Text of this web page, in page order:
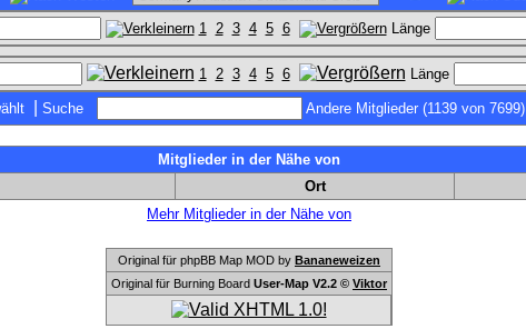
1 2 3 4 5 6 Länge
1 2 3 4 5 6 Länge
Suche Andere Mitglieder (1139 von 7699)
Mitglieder in der Nähe von
Ort
Mehr Mitglieder in der Nähe von
Original für phpBB Map MOD by Bananeweizen
Original für Burning Board User-Map V2.2 © Viktor